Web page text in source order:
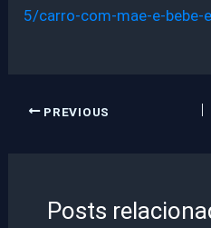
5/carro-com-mae-e-bebe-
PREVIOUS
Posts